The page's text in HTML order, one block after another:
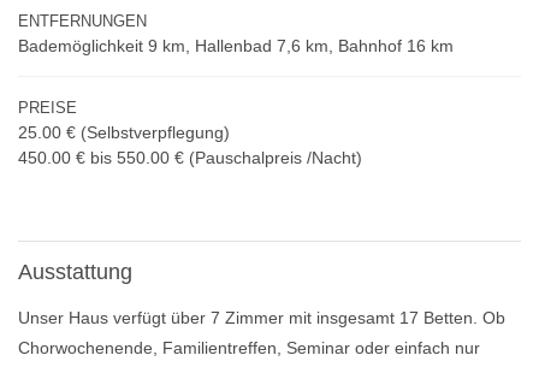
ENTFERNUNGEN
Bademöglichkeit 9 km, Hallenbad 7,6 km, Bahnhof 16 km
PREISE
25.00 € (Selbstverpflegung)
450.00 € bis 550.00 € (Pauschalpreis /Nacht)
Ausstattung
Unser Haus verfügt über 7 Zimmer mit insgesamt 17 Betten. Ob
Chorwochenende, Familientreffen, Seminar oder einfach nur